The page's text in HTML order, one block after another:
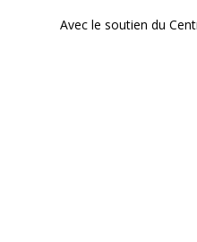
Avec le soutien du